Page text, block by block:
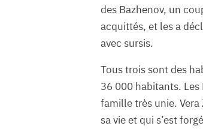
des Bazhenov, un
acquittés, et les a
avec sursis.
Tous trois sont des
36 000 habitants.
famille très unie.
sa vie et qui s’est